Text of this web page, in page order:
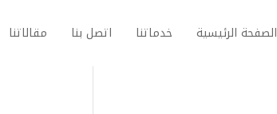
الصفحة الرئيسية خدماتنا اتصل بنا مقالاتنا